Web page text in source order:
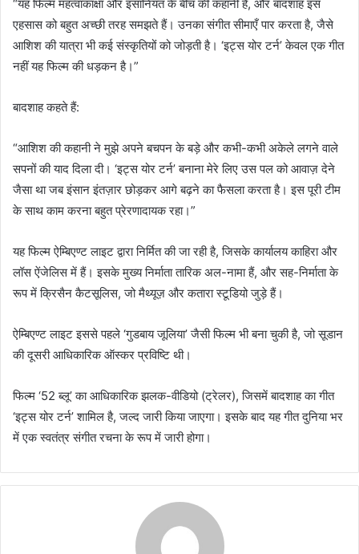
“यह फिल्म महत्वाकांक्षा और इंसानियत के बीच की कहानी है, और बादशाह इस
एहसास को बहुत अच्छी तरह समझते हैं। उनका संगीत सीमाएँ पार करता है, जैसे
आशिश की यात्रा भी कई संस्कृतियों को जोड़ती है। ‘इट्स योर टर्न’ केवल एक गीत
नहीं यह फिल्म की धड़कन है।”
बादशाह कहते हैं:
“आशिश की कहानी ने मुझे अपने बचपन के बड़े और कभी-कभी अकेले लगने वाले
सपनों की याद दिला दी। ‘इट्स योर टर्न’ बनाना मेरे लिए उस पल को आवाज़ देने
जैसा था जब इंसान इंतज़ार छोड़कर आगे बढ़ने का फैसला करता है। इस पूरी टीम
के साथ काम करना बहुत प्रेरणादायक रहा।”
यह फिल्म ऐम्बिएण्ट लाइट द्वारा निर्मित की जा रही है, जिसके कार्यालय काहिरा और
लॉस ऐंजेलिस में हैं। इसके मुख्य निर्माता तारिक अल-नामा हैं, और सह-निर्माता के
रूप में क्रिसैन कैटसूलिस, जो मैथ्यूज़ और कतारा स्टूडियो जुड़े हैं।
ऐम्बिएण्ट लाइट इससे पहले ‘गुडबाय जूलिया’ जैसी फिल्म भी बना चुकी है, जो सूडान
की दूसरी आधिकारिक ऑस्कर प्रविष्टि थी।
फिल्म ‘52 ब्लू’ का आधिकारिक झलक-वीडियो (ट्रेलर), जिसमें बादशाह का गीत
‘इट्स योर टर्न’ शामिल है, जल्द जारी किया जाएगा। इसके बाद यह गीत दुनिया भर
में एक स्वतंत्र संगीत रचना के रूप में जारी होगा।